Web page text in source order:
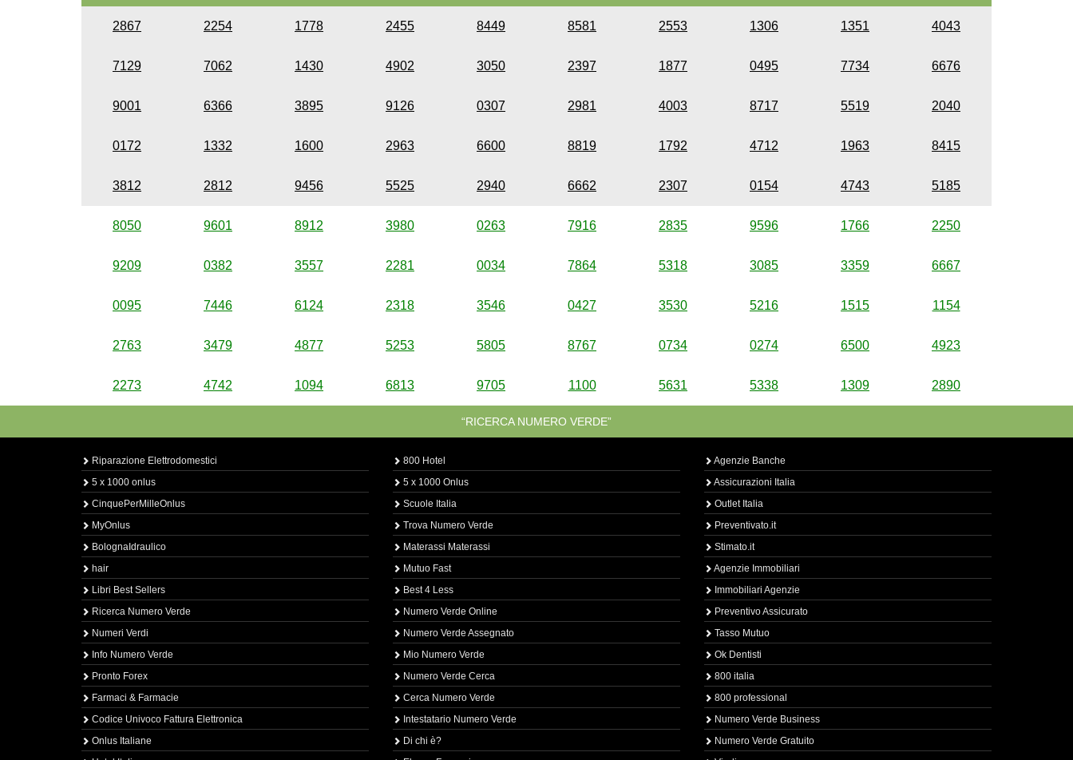
2867 2254 1778 2455 8449 8581 2553 1306 1351 4043
7129 7062 1430 4902 3050 2397 1877 0495 7734 6676
9001 6366 3895 9126 0307 2981 4003 8717 5519 2040
0172 1332 1600 2963 6600 8819 1792 4712 1963 8415
3812 2812 9456 5525 2940 6662 2307 0154 4743 5185
8050 9601 8912 3980 0263 7916 2835 9596 1766 2250
9209 0382 3557 2281 0034 7864 5318 3085 3359 6667
0095 7446 6124 2318 3546 0427 3530 5216 1515 1154
2763 3479 4877 5253 5805 8767 0734 0274 6500 4923
2273 4742 1094 6813 9705 1100 5631 5338 1309 2890
“RICERCA NUMERO VERDE”
Riparazione Elettrodomestici
5 x 1000 onlus
CinquePerMilleOnlus
MyOnlus
BolognaIdraulico
hair
Libri Best Sellers
Ricerca Numero Verde
Numeri Verdi
Info Numero Verde
Pronto Forex
Farmaci & Farmacie
Codice Univoco Fattura Elettronica
Onlus Italiane
800 Hotel
5 x 1000 Onlus
Scuole Italia
Trova Numero Verde
Materassi Materassi
Mutuo Fast
Best 4 Less
Numero Verde Online
Numero Verde Assegnato
Mio Numero Verde
Numero Verde Cerca
Cerca Numero Verde
Intestatario Numero Verde
Di chi è?
Agenzie Banche
Assicurazioni Italia
Outlet Italia
Preventivato.it
Stimato.it
Agenzie Immobiliari
Immobiliari Agenzie
Preventivo Assicurato
Tasso Mutuo
Ok Dentisti
800 italia
800 professional
Numero Verde Business
Numero Verde Gratuito